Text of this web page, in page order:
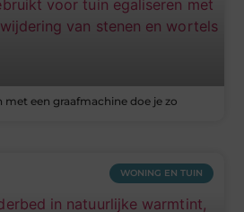
met een graafmachine doe je zo
WONING EN TUIN